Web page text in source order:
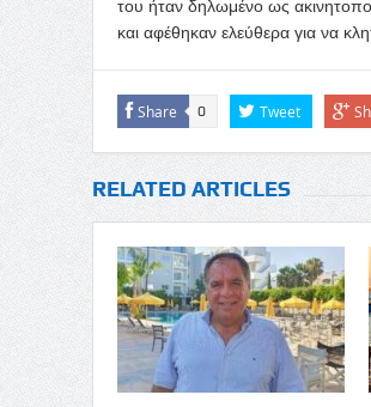
του ήταν δηλωμένο ως
και αφέθηκαν ελεύθερα για να
Share 0 Tweet
RELATED ARTICLES